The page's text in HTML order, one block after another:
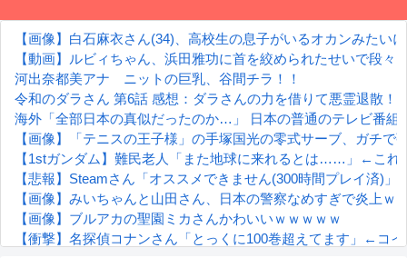
【画像】白石麻衣さん(34)、高校生の息子がいるオカンみたい
【動画】ルビィちゃん、浜田雅功に首を絞められたせいで段々
河出奈都美アナ ニットの巨乳、谷間チラ！！
令和のダラさん 第6話 感想：ダラさんの力を借りて悪霊退散！
海外「全部日本の真似だったのか…」 日本の普通のテレビ番組
【画像】「テニスの王子様」の手塚国光の零式サーブ、ガチで
【1stガンダム】難民老人「また地球に来れるとは……」←これ
【悲報】Steamさん「オススメできません(300時間プレイ済)
【画像】みいちゃんと山田さん、日本の警察なめすぎで炎上ｗ
【画像】ブルアカの聖園ミカさんかわいいｗｗｗｗｗ
【衝撃】名探偵コナンさん「とっくに100巻超えてます」←コ